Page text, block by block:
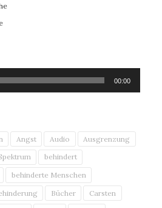
00:00
Angst Audio
Ausgrenzung
behindert
behinderte Menschen
Bücher
Carsten